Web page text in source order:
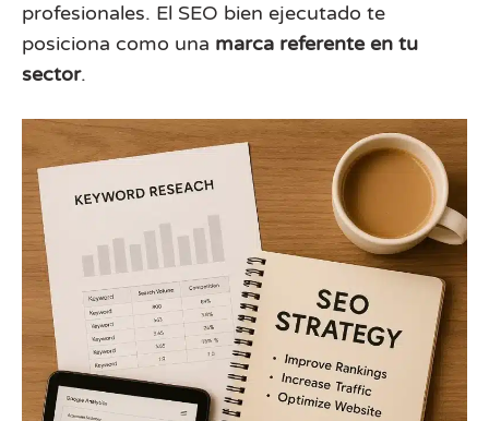
profesionales. El SEO bien ejecutado te
posiciona como una marca referente en tu
sector.